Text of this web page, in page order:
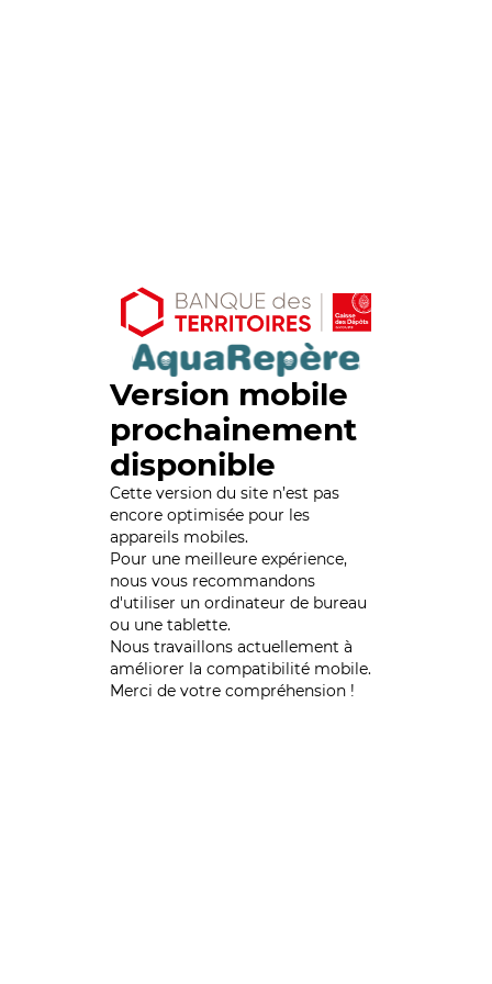
Version mobile
prochainement
disponible
Cette version du site n’est pas
encore optimisée pour les
appareils mobiles.
Pour une meilleure expérience,
nous vous recommandons
d'utiliser un ordinateur de bureau
ou une tablette.
Nous travaillons actuellement à
améliorer la compatibilité mobile.
Merci de votre compréhension !